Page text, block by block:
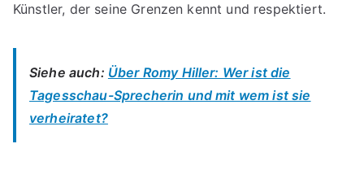
Künstler, der seine Grenzen kennt und respektiert.
Siehe auch: Über Romy Hiller: Wer ist die
Tagesschau-Sprecherin und mit wem ist sie
verheiratet?